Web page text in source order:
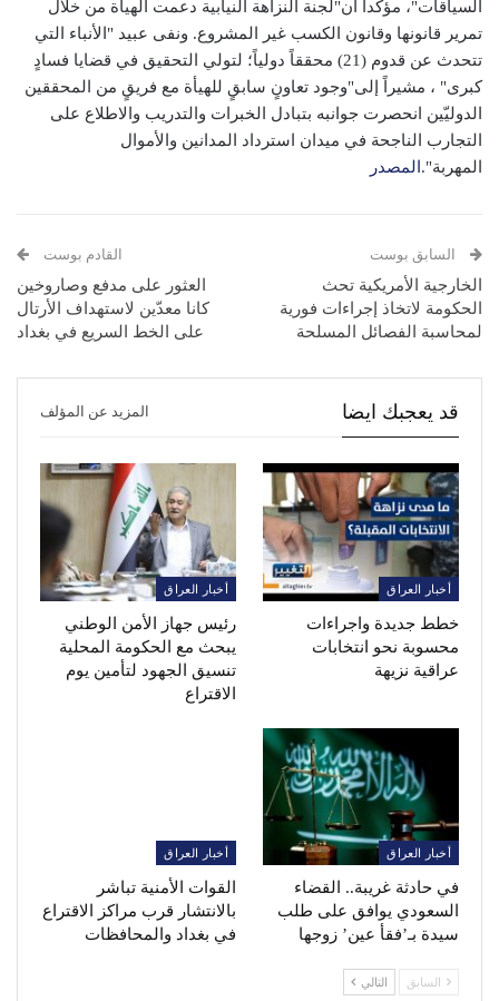
السياقات"، مؤكداً أن"لجنة النزاهة النيابية دعمت الهيأة من خلال
تمرير قانونها وقانون الكسب غير المشروع. ونفى عبيد "الأنباء التي
تتحدث عن قدوم (21) محققاً دولياً؛ لتولي التحقيق في قضايا فسادٍ
كبرى" ، مشيراً إلى"وجود تعاونٍ سابقٍ للهيأة مع فريقٍ من المحققين
الدوليّين انحصرت جوانبه بتبادل الخبرات والتدريب والاطلاع على
التجارب الناجحة في ميدان استرداد المدانين والأموال
المهربة". المصدر
السابق بوست
الخارجية الأمريكية تحث
الحكومة لاتخاذ إجراءات فورية
لمحاسبة الفصائل المسلحة
القادم بوست
العثور على مدفع وصاروخين
كانا معدّين لاستهداف الأرتال
على الخط السريع في بغداد
قد يعجبك ايضا المزيد عن المؤلف
أخبار العراق
خطط جديدة واجراءات
محسوبة نحو انتخابات
عراقية نزيهة
أخبار العراق
رئيس جهاز الأمن الوطني
يبحث مع الحكومة المحلية
تنسيق الجهود لتأمين يوم
الاقتراع
أخبار العراق
في حادثة غريبة.. القضاء
السعودي يوافق على طلب
سيدة بـ’فقأ عين’ زوجها
أخبار العراق
القوات الأمنية تباشر
بالانتشار قرب مراكز الاقتراع
في بغداد والمحافظات
السابق التالي